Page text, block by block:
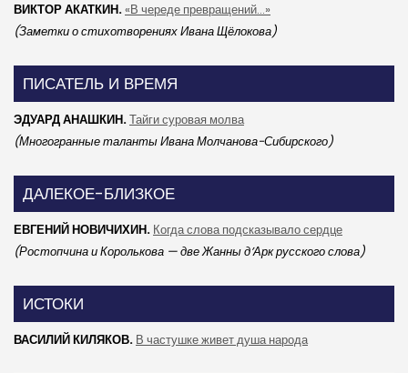
ВИКТОР АКАТКИН. «В череде превращений...»
(Заметки о стихотворениях Ивана Щёлокова)
ПИСАТЕЛЬ И ВРЕМЯ
ЭДУАРД АНАШКИН.Тайги суровая молва
(Многогранные таланты Ивана Молчанова-Сибирского)
ДАЛЕКОЕ-БЛИЗКОЕ
ЕВГЕНИЙ НОВИЧИХИН. Когда слова подсказывало сердце
(Ростопчина и Королькова — две Жанны д’Арк русского слова)
ИСТОКИ
ВАСИЛИЙ КИЛЯКОВ. В частушке живет душа народа